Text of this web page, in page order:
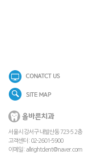
서울시 강서구 내발산동 723-5 2층
고객센터 : 02-2601-5900
이메일 : allrightdent@naver.com